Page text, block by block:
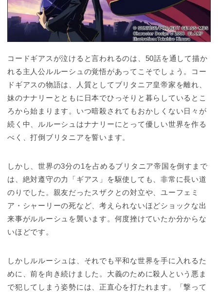
コードギアスが泣けると言われるのは、50話を通して描か
れる主人公ルルーシュの覚悟があってこそでしょう。コー
ドギアスの物語は、人質としてブリタニア皇帝家を離れ、
妹のナナリーとともに日本でひっそりと暮らしているとこ
ろから始まります。いつ暗殺されてもおかしくない日々が
続く中、ルルーシュはナナリーにとって優しい世界を作る
べく、打倒ブリタニアを誓います。
しかし、世界の3分の1を占めるブリタニア帝国を倒すまで
は、絶対遵守の力「ギアス」を駆使しても、非常に長い道
のりでした。親友だったスザクとの対立や、ユーフェミ
ア・シャーリーの死など、考えられないほどショックな出
来事がルルーシュを襲います。何度挫けていたか分からな
いほどです。
しかしルルーシュは、それでも平和な世界を手に入れるた
めに、前を向き続けました。大義のために殺人という悪ま
で犯してしまう姿勢には、正直心を打たれます。「撃って